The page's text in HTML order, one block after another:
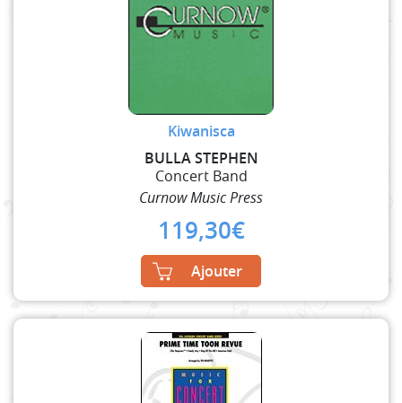
Kiwanisca
BULLA STEPHEN
Concert Band
Curnow Music Press
119,30€
Ajouter